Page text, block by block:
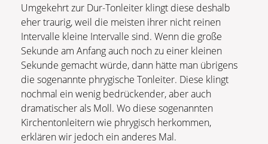
Umgekehrt zur Dur-Tonleiter klingt diese deshalb
eher traurig, weil die meisten ihrer nicht reinen
Intervalle kleine Intervalle sind. Wenn die große
Sekunde am Anfang auch noch zu einer kleinen
Sekunde gemacht würde, dann hätte man übrigens
die sogenannte phrygische Tonleiter. Diese klingt
nochmal ein wenig bedrückender, aber auch
dramatischer als Moll. Wo diese sogenannten
Kirchentonleitern wie phrygisch herkommen,
erklären wir jedoch ein anderes Mal.